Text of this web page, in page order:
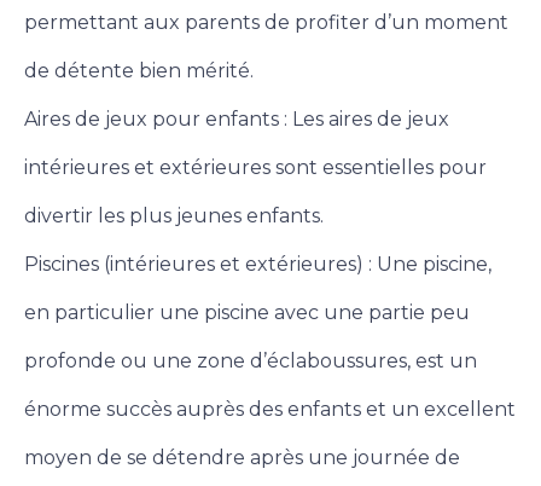
permettant aux parents de profiter d’un moment
de détente bien mérité.
Aires de jeux pour enfants : Les aires de jeux
intérieures et extérieures sont essentielles pour
divertir les plus jeunes enfants.
Piscines (intérieures et extérieures) : Une piscine,
en particulier une piscine avec une partie peu
profonde ou une zone d’éclaboussures, est un
énorme succès auprès des enfants et un excellent
moyen de se détendre après une journée de